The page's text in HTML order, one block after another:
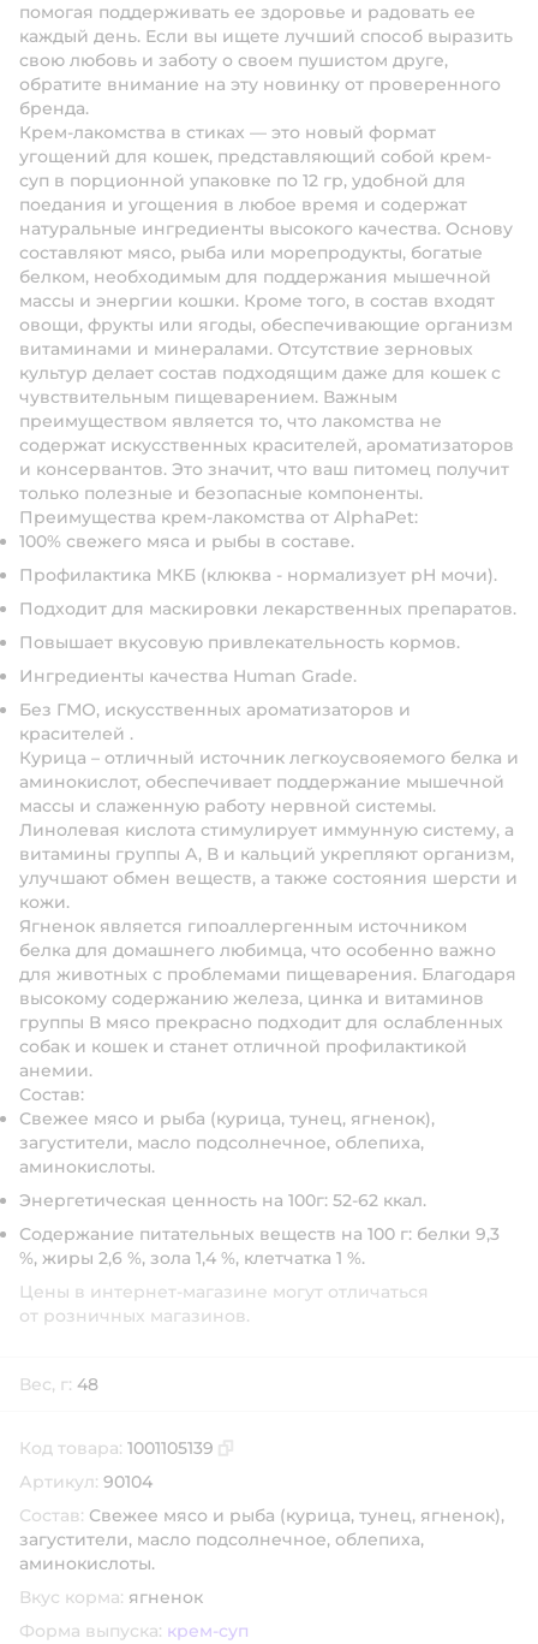
помогая поддерживать ее здоровье и радовать ее
каждый день. Если вы ищете лучший способ выразить
свою любовь и заботу о своем пушистом друге,
обратите внимание на эту новинку от проверенного
бренда.
Крем-лакомства в стиках — это новый формат
угощений для кошек, представляющий собой крем-
суп в порционной упаковке по 12 гр, удобной для
поедания и угощения в любое время и содержат
натуральные ингредиенты высокого качества. Основу
составляют мясо, рыба или морепродукты, богатые
белком, необходимым для поддержания мышечной
массы и энергии кошки. Кроме того, в состав входят
овощи, фрукты или ягоды, обеспечивающие организм
витаминами и минералами. Отсутствие зерновых
культур делает состав подходящим даже для кошек с
чувствительным пищеварением. Важным
преимуществом является то, что лакомства не
содержат искусственных красителей, ароматизаторов
и консервантов. Это значит, что ваш питомец получит
только полезные и безопасные компоненты.
Преимущества крем-лакомства от AlphaPet:
100% свежего мяса и рыбы в составе.
Профилактика МКБ (клюква - нормализует pH мочи).
Подходит для маскировки лекарственных препаратов.
Повышает вкусовую привлекательность кормов.
Ингредиенты качества Human Gradе.
Без ГМО, искусственных ароматизаторов и
красителей .
Курица – отличный источник легкоусвояемого белка и
аминокислот, обеспечивает поддержание мышечной
массы и слаженную работу нервной системы.
Линолевая кислота стимулирует иммунную систему, а
витамины группы А, В и кальций укрепляют организм,
улучшают обмен веществ, а также состояния шерсти и
кожи.
Ягненок является гипоаллергенным источником
белка для домашнего любимца, что особенно важно
для животных с проблемами пищеварения. Благодаря
высокому содержанию железа, цинка и витаминов
группы В мясо прекрасно подходит для ослабленных
собак и кошек и станет отличной профилактикой
анемии.
Состав:
Свежее мясо и рыба (курица, тунец, ягненок),
загустители, масло подсолнечное, облепиха,
аминокислоты.
Энергетическая ценность на 100г: 52-62 ккал.
Содержание питательных веществ на 100 г: белки 9,3
%, жиры 2,6 %, зола 1,4 %, клетчатка 1 %.
Цены в интернет-магазине могут отличаться
от розничных магазинов.
Вес, г: 48
Код товара: 1001105139
Артикул: 90104
Состав: Свежее мясо и рыба (курица, тунец, ягненок),
загустители, масло подсолнечное, облепиха,
аминокислоты.
Вкус корма: ягненок
Форма выпуска: крем-суп